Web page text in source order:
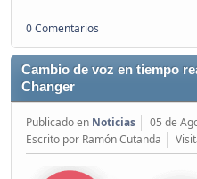
0 Comentarios
Cambio de voz en tiempo
Changer
Publicado en Noticias
05 de
Escrito por Ramón Cutanda